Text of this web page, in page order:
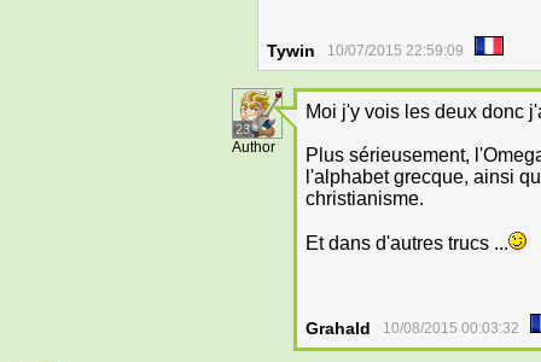
Tywin 10/07/2015 22:59:09
23
Author
Moi j'y vois les deux donc
Plus sérieusement,
l'alphabet grecque, ainsi
christianisme.
Et dans d'autres trucs ...
Grahald 10/08/2015 00:03:32